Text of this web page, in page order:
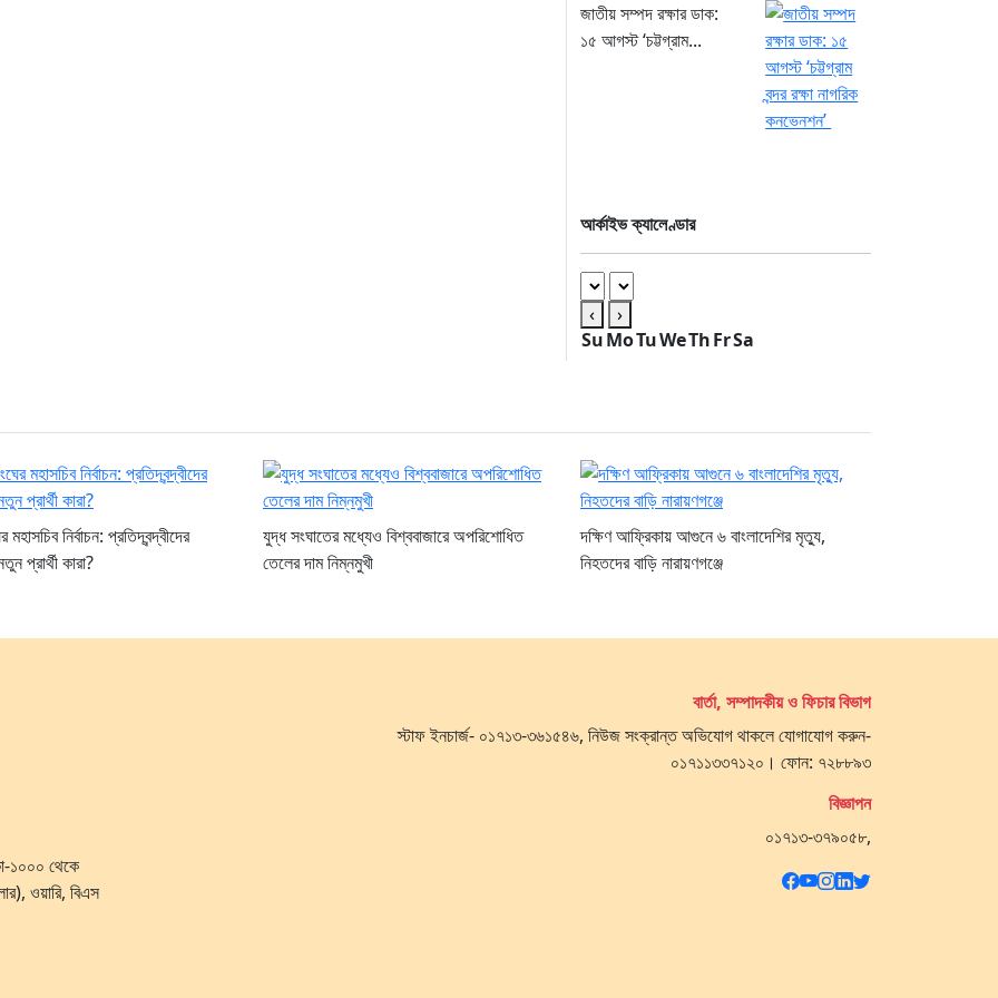
জাতীয় সম্পদ রক্ষার ডাক:
১৫ আগস্ট ‘চট্টগ্রাম...
আর্কাইভ ক্যালেণ্ডার
‹
›
SuMoTuWeThFrSa
মহাসচিব নির্বাচন: প্রতিদ্বন্দ্বীদের
প্রার্থী কারা?
যুদ্ধ সংঘাতের মধ্যেও বিশ্ববাজারে অপরিশোধিত
তেলের দাম নিম্নমুখী
দক্ষিণ আফ্রিকায় আগুনে ৬ বাংলাদেশির মৃত্যু,
নিহতদের বাড়ি নারায়ণগঞ্জে
১০০০ থেকে
ওয়ারি, বিএস
বার্তা, সম্পাদকীয় ও ফিচার বিভাগ
স্টাফ ইনচার্জ- ০১৭১৩-৩৬১৫৪৬, নিউজ সংক্রান্ত অভিযোগ থাকলে যোগাযোগ করুন-
০১৭১১৩৩৭১২০। ফোন: ৭২৮৮৯৩
বিজ্ঞাপন
০১৭১৩-৩৭৯০৫৮,